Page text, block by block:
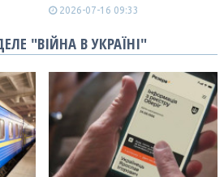
2026-07-16 09:33
"ВІЙНА В УКРАЇНІ"